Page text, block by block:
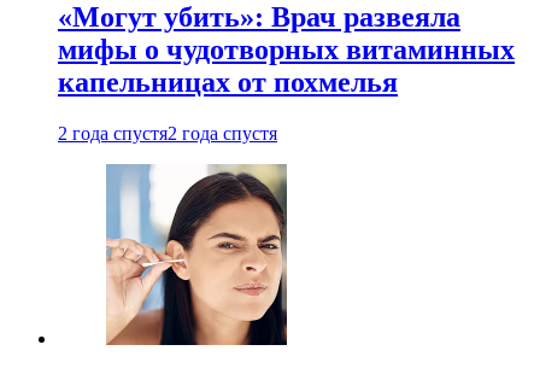
«Могут убить»: Врач развеяла
мифы о чудотворных витаминных
капельницах от похмелья
2 года спустя2 года спустя